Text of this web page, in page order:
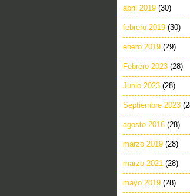
abril 2019 (30)
febrero 2019 (30)
enero 2019 (29)
Febrero 2023 (28)
Junio 2023 (28)
Septiembre 2023
agosto 2016 (28)
marzo 2019 (28)
marzo 2021 (28)
mayo 2019 (28)